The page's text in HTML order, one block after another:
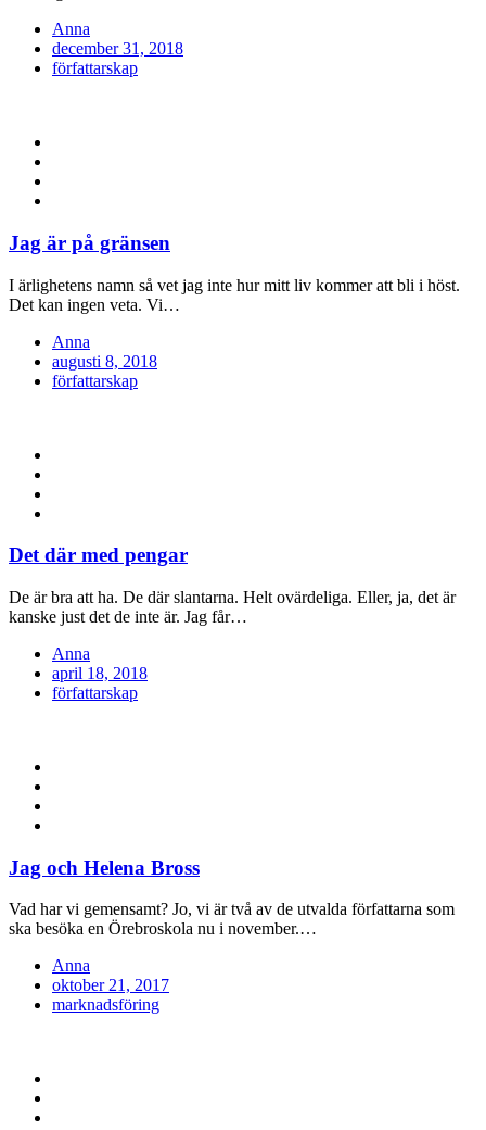
Anna
Posted
on
december 31, 2018
författarskap
Jag är på gränsen
I ärlighetens namn så vet jag inte hur mitt liv kommer att bli i höst.
Det kan ingen veta. Vi…
Anna
Posted
on
augusti 8, 2018
författarskap
Det där med pengar
De är bra att ha. De där slantarna. Helt ovärdeliga. Eller, ja, det är
kanske just det de inte är. Jag får…
Anna
Posted
on
april 18, 2018
författarskap
Jag och Helena Bross
Vad har vi gemensamt? Jo, vi är två av de utvalda författarna som
ska besöka en Örebroskola nu i november.…
Anna
Posted
on
oktober 21, 2017
marknadsföring